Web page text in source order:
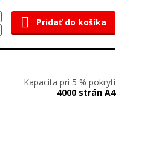
Pridať do košíka
Kapacita pri 5 % pokrytí
4000 strán A4